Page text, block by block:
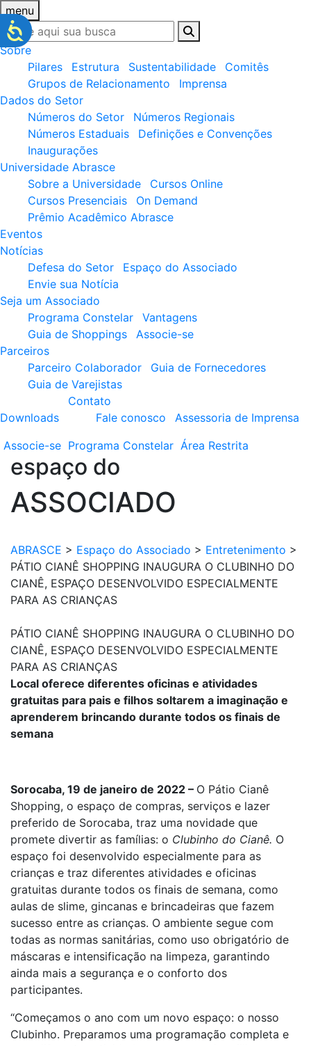
menu
Sobre
Pilares
Estrutura Sustentabilidade
Comitês
Grupos de Relacionamento
Imprensa
Dados do Setor
Números do Setor
Números Regionais
Números Estaduais
Definições e Convenções
Inaugurações
Universidade Abrasce
Sobre a Universidade
Cursos Online
Cursos Presenciais
On Demand
Prêmio Acadêmico Abrasce
Eventos
Notícias
Defesa do Setor
Espaço do Associado
Envie sua Notícia
Seja um Associado
Programa Constelar
Vantagens
Guia de Shoppings
Associe-se
Parceiros
Parceiro Colaborador
Guia de Fornecedores
Guia de Varejistas
Downloads
Contato
Fale conosco
Assessoria de Imprensa
Associe-se Programa Constelar Área Restrita
espaço do
ASSOCIADO
ABRASCE > Espaço do Associado > Entretenimento >
PÁTIO CIANÊ SHOPPING INAUGURA O CLUBINHO DO
CIANÊ, ESPAÇO DESENVOLVIDO ESPECIALMENTE
PARA AS CRIANÇAS
PÁTIO CIANÊ SHOPPING INAUGURA O CLUBINHO DO
CIANÊ, ESPAÇO DESENVOLVIDO ESPECIALMENTE
PARA AS CRIANÇAS
Local oferece diferentes oficinas e atividades
gratuitas para pais e filhos soltarem a imaginação e
aprenderem brincando durante todos os finais de
semana
Sorocaba, 19 de janeiro de 2022 – O Pátio Cianê
Shopping, o espaço de compras, serviços e lazer
preferido de Sorocaba, traz uma novidade que
promete divertir as famílias: o Clubinho do Cianê. O
espaço foi desenvolvido especialmente para as
crianças e traz diferentes atividades e oficinas
gratuitas durante todos os finais de semana, como
aulas de slime, gincanas e brincadeiras que fazem
sucesso entre as crianças. O ambiente segue com
todas as normas sanitárias, como uso obrigatório de
máscaras e intensificação na limpeza, garantindo
ainda mais a segurança e o conforto dos
participantes.
“Começamos o ano com um novo espaço: o nosso
Clubinho. Preparamos uma programação completa e